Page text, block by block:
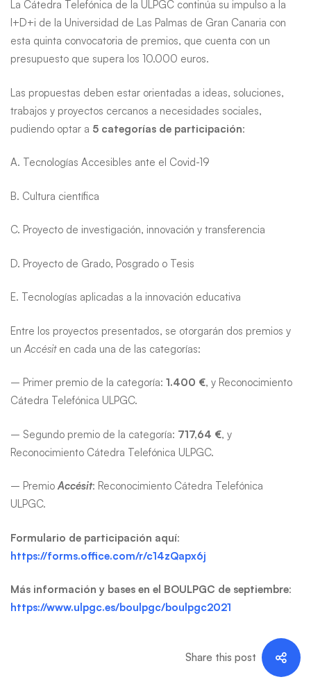
La Cátedra Telefónica de la ULPGC continúa su impulso a la
I+D+i de la Universidad de Las Palmas de Gran Canaria con
esta quinta convocatoria de premios, que cuenta con un
presupuesto que supera los 10.000 euros.
Las propuestas deben estar orientadas a ideas, soluciones,
trabajos y proyectos cercanos a necesidades sociales,
pudiendo optar a 5 categorías de participación:
A. Tecnologías Accesibles ante el Covid-19
B. Cultura científica
C. Proyecto de investigación, innovación y transferencia
D. Proyecto de Grado, Posgrado o Tesis
E. Tecnologías aplicadas a la innovación educativa
Entre los proyectos presentados, se otorgarán dos premios y
un Accésiten cada una de las categorías:
– Primer premio de la categoría: 1.400 €, y Reconocimiento
Cátedra Telefónica ULPGC.
– Segundo premio de la categoría: 717,64 €, y
Reconocimiento Cátedra Telefónica ULPGC.
– PremioAccésit: Reconocimiento Cátedra Telefónica
ULPGC.
Formulario de participación aquí:
https://forms.office.com/r/c14zQapx6j
Más información y bases en el BOULPGC de septiembre:
https://www.ulpgc.es/boulpgc/boulpgc2021
Share this post